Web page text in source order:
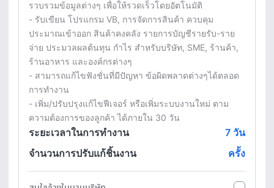
รวบรวมข้อมูลต่างๆ เพื่อให้รวดเร็วโดยอัตโนมัติ
- รับเขียน โปรแกรม VB, การจัดการสินค้า ควบคุม
ประมาณเข้าออก สินค้าคงคลัง รายการบัญชีรายรับ-ราย
จ่าย ประมวลผลต้นทุน กำไร สำหรับบริษัท, SME, ร้านค้า,
ร้านอาหาร และองค์กรต่างๆ
- สามารถแก้ไขฟังชั่นที่มีปัญหา ข้อผิดพลาดต่างๆได้ตลอด
การทำงาน
- เพิ่ม/ปรับปรุงแก้ไขฟีเจอร์ หรือเพิ่มระบบงานใหม่ ตาม
ความต้องการของลูกค้า ได้ภายใน 30 วัน
ระยะเวลาในการทำงาน 7 วัน
จำนวนการปรับแก้ชิ้นงาน
ครั้ง